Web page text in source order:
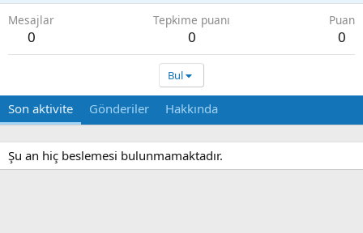
Mesajlar
0
Tepkime puanı
0
Puan
0
Bul
Son aktivite Gönderiler Hakkında
Şu an hiç beslemesi bulunmamaktadır.